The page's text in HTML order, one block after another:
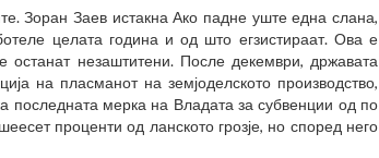
Зоран Заев истакна Ако падне уште една слана,
целата година и од што егзистираат. Ова е
останат незаштитени. После декември, државата
на пласманот на земјоделското производство,
последната мерка на Владата за субвенции од по
проценти од ланското грозје, но според него